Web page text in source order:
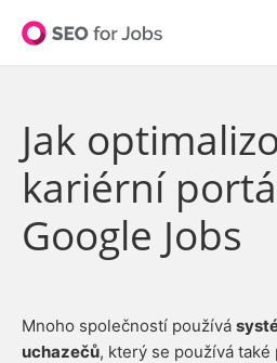
Jak optimalizovat svůj
kariérní
Google Jobs
Mnoho společností používá
uchazečů, který se používá